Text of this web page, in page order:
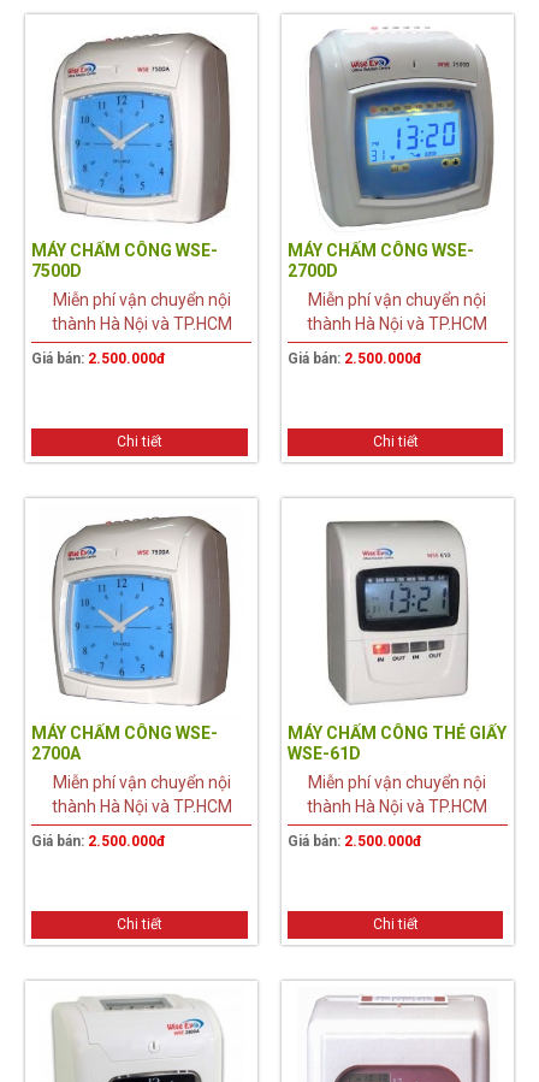
MÁY CHẤM CÔNG WSE-
7500D
Miễn phí vận chuyển nội
thành Hà Nội và TP.HCM
Giá bán: 2.500.000đ
Chi tiết
MÁY CHẤM CÔNG WSE-
2700D
Miễn phí vận chuyển nội
thành Hà Nội và TP.HCM
Giá bán: 2.500.000đ
Chi tiết
MÁY CHẤM CÔNG WSE-
2700A
Miễn phí vận chuyển nội
thành Hà Nội và TP.HCM
Giá bán: 2.500.000đ
Chi tiết
MÁY CHẤM CÔNG THẺ GIẤY
WSE-61D
Miễn phí vận chuyển nội
thành Hà Nội và TP.HCM
Giá bán: 2.500.000đ
Chi tiết